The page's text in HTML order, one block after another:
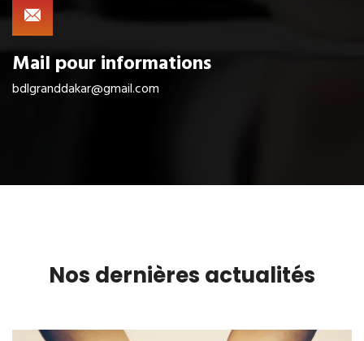
Mail pour informations
bdlgranddakar@gmail.com
Nos dernières actualités